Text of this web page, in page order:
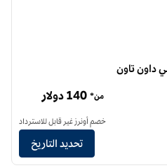
داون تاون
واشنطن دي سي داون تاون
من* 140 دولار
خصم أونرز غير قابل للاسترداد
تحديد التاريخ
1
/
12